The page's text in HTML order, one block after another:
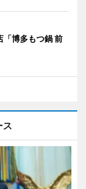
「博多もつ鍋 前
ス